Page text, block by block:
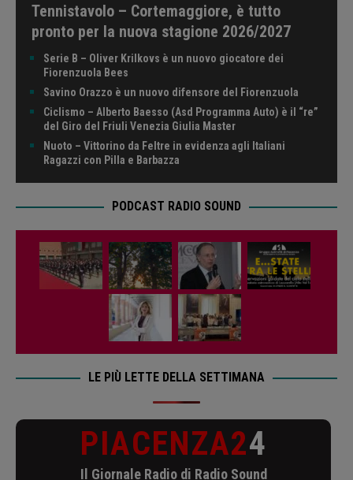
Tennistavolo – Cortemaggiore, è tutto
pronto per la nuova stagione 2026/2027
Serie B – Oliver Krilkovs è un nuovo giocatore dei
Fiorenzuola Bees
Savino Orazzo è un nuovo difensore del Fiorenzuola
Ciclismo – Alberto Baesso (Asd Programma Auto) è il “re”
del Giro del Friuli Venezia Giulia Master
Nuoto – Vittorino da Feltre in evidenza agli Italiani
Ragazzi con Pilla e Barbazza
PODCAST RADIO SOUND
LE PIÙ LETTE DELLA SETTIMANA
PIACENZA24
Il Giornale Radio di Radio Sound